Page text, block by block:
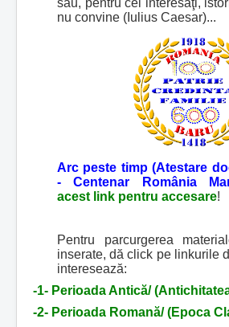
sau, pentru cei interesaţi,
nu convine (Iulius Caesar)...
Arc peste timp (Atestare
- Centenar România
acest link pentru accesare!
Pentru parcurgerea
inserate, dă click pe linkurile
interesează:
-1- Perioada Antică/
-2- Perioada Romană/ (Epoca